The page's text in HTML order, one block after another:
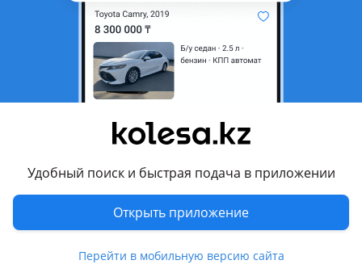
Удобный поиск и быстрая подача в приложении
Открыть приложение
Перейти в мобильную версию сайта
Возможна рассрочка или
Да
Комментарий продавца
Капот для Тойота Хайландер 2010-2013 г. В
шовным герметиком
Отправка по регионам
___________________________________
Магазин автозапчастей «Batys Parts» предоставляет
большой ассортимент кузовных запчастей на множество